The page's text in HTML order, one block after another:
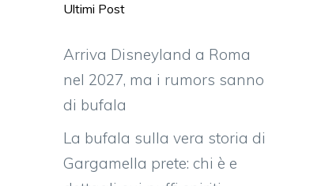
Ultimi Post
Arriva Disneyland a Roma
nel 2027, ma i rumors sanno
di bufala
La bufala sulla vera storia di
Gargamella prete: chi è e